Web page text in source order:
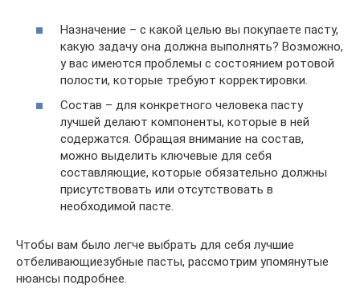
Назначение – с какой целью вы покупаете пасту,
какую задачу она должна выполнять? Возможно,
у вас имеются проблемы с состоянием ротовой
полости, которые требуют корректировки.
Состав – для конкретного человека пасту
лучшей делают компоненты, которые в ней
содержатся. Обращая внимание на состав,
можно выделить ключевые для себя
составляющие, которые обязательно должны
присутствовать или отсутствовать в
необходимой пасте.
Чтобы вам было легче выбрать для себя лучшие
отбеливающиезубные пасты, рассмотрим упомянутые
нюансы подробнее.